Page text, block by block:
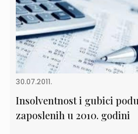
30.07.2011.
Insolventnost i gubici
zaposlenih u 2010. godini